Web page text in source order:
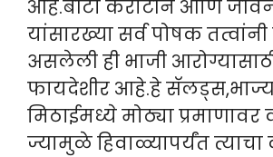
आहे.बीटा कॅरोटीन आणि
यांसारख्या सर्व पोषक
असलेली ही भाजी
फायदेशीर आहे.हे
मिठाईमध्ये मोठ्या
ज्यामुळे हिवाळ्यापर्यंत त्याचा